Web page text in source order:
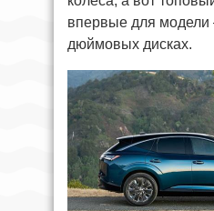
впервые для модели
дюймовых дисках.